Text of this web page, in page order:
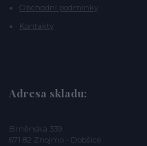
Obchodní podmínky
Kontakty
Adresa skladu:
Brněnská 339
671 82 Znojmo - Dobšice